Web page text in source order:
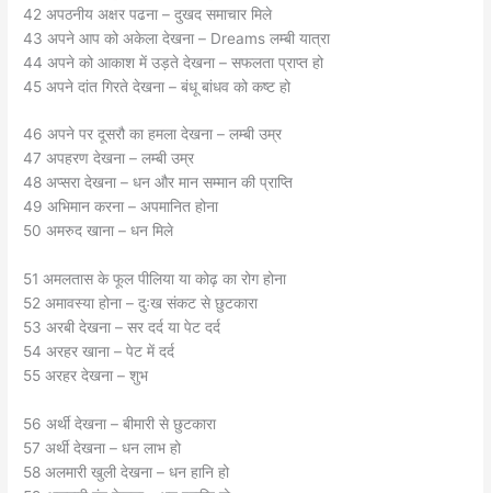
42 अपठनीय अक्षर पढना – दुखद समाचार मिले
43 अपने आप को अकेला देखना – Dreams लम्बी यात्रा
44 अपने को आकाश में उड़ते देखना – सफलता प्राप्त हो
45 अपने दांत गिरते देखना – बंधू बांधव को कष्ट हो
46 अपने पर दूसरौ का हमला देखना – लम्बी उम्र
47 अपहरण देखना – लम्बी उम्र
48 अप्सरा देखना – धन और मान सम्मान की प्राप्ति
49 अभिमान करना – अपमानित होना
50 अमरुद खाना – धन मिले
51 अमलतास के फूल पीलिया या कोढ़ का रोग होना
52 अमावस्या होना – दुःख संकट से छुटकारा
53 अरबी देखना – सर दर्द या पेट दर्द
54 अरहर खाना – पेट में दर्द
55 अरहर देखना – शुभ
56 अर्थी देखना – बीमारी से छुटकारा
57 अर्थी देखना – धन लाभ हो
58 अलमारी खुली देखना – धन हानि हो